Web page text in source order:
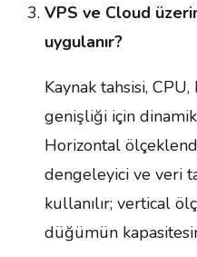
VPS ve Cloud
uygulanır?
Kaynak tahsisi,
genişliği için
Horizontal
dengeleyici ve veri
kullanılır; vertical
düğümün